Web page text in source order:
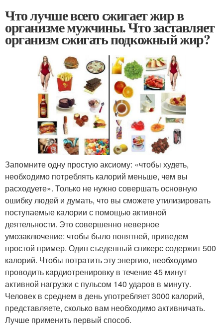
Что лучше всего сжигает жир в
организме мужчины. Что заставляет
организм сжигать подкожный жир?
Запомните одну простую аксиому: «чтобы худеть,
необходимо потреблять калорий меньше, чем вы
расходуете». Только не нужно совершать основную
ошибку людей и думать, что вы сможете утилизировать
поступаемые калории с помощью активной
деятельности. Это совершенно неверное
умозаключение: чтобы было понятней, приведем
простой пример. Один съеденный сникерс содержит 500
калорий. Чтобы потратить эту энергию, необходимо
проводить кардиотренировку в течение 45 минут
активной нагрузки с пульсом 140 ударов в минуту.
Человек в среднем в день употребляет 3000 калорий,
представляете, сколько вам необходимо активничать.
Лучше применить первый способ.